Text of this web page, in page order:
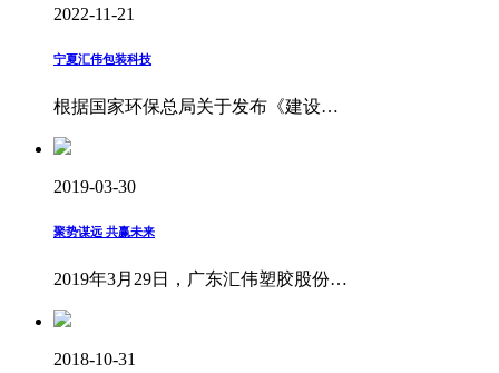
2022-11-21
宁夏汇伟包装科技
根据国家环保总局关于发布《建设…
2019-03-30
聚势谋远 共赢未来
2019年3月29日，广东汇伟塑胶股份…
2018-10-31